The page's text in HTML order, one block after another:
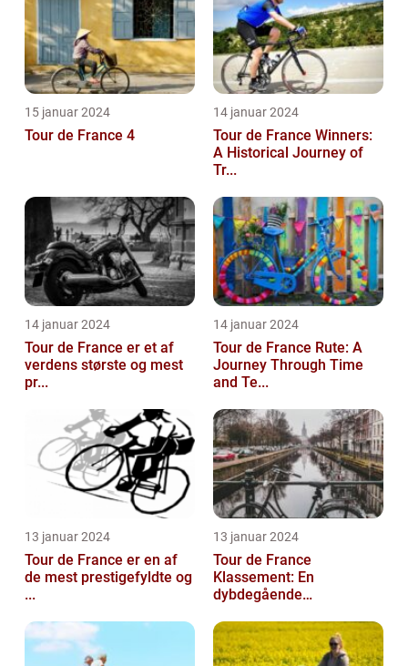
15 januar 2024
Tour de France 4
14 januar 2024
Tour de France Winners:
A Historical Journey of
Tr...
14 januar 2024
Tour de France er et af
verdens største og mest
pr...
14 januar 2024
Tour de France Rute: A
Journey Through Time
and Te...
13 januar 2024
Tour de France er en af
de mest prestigefyldte og
...
13 januar 2024
Tour de France
Klassement: En
dybdegående